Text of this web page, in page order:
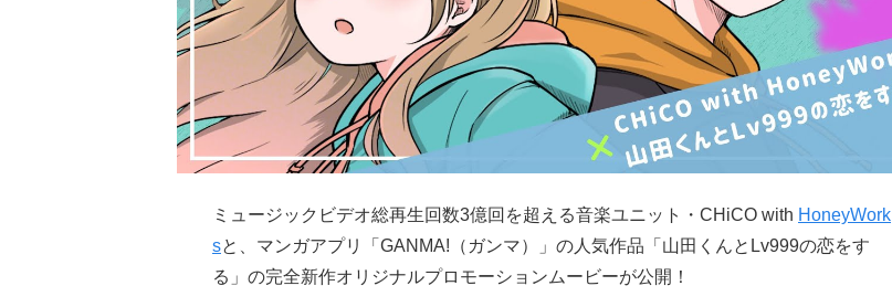
ミュージックビデオ総再生回数3億回を超える音楽ユニット・CHiCO with HoneyWork
sと、マンガアプリ「GANMA!（ガンマ）」の人気作品「山田くんとLv999の恋をす
る」の完全新作オリジナルプロモーションムービーが公開！